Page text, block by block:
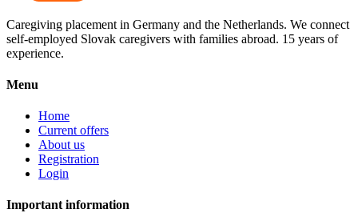
Caregiving placement in Germany and the Netherlands. We connect
self-employed Slovak caregivers with families abroad. 15 years of
experience.
Menu
Home
Current offers
About us
Registration
Login
Important information